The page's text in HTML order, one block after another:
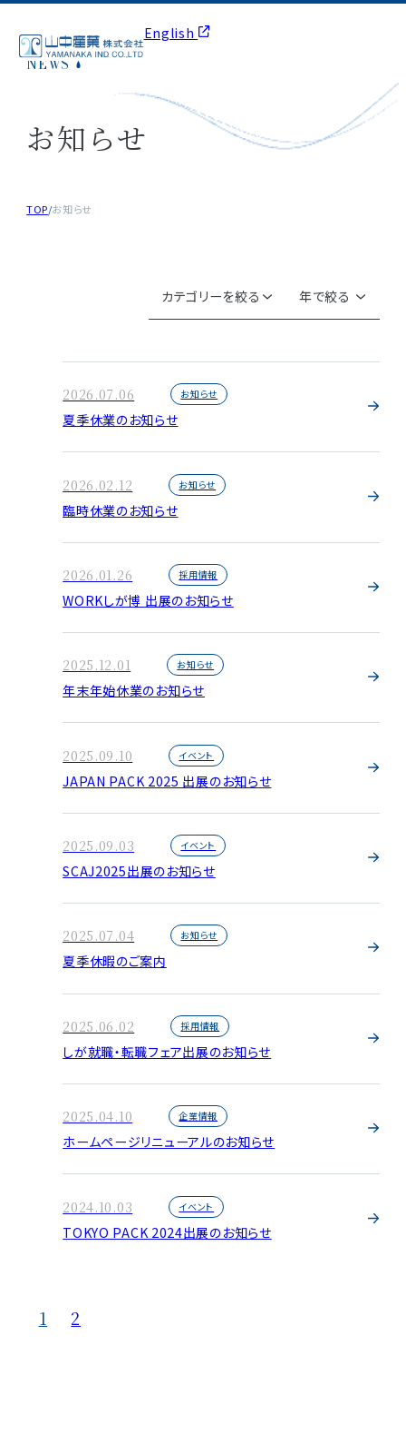
English
お知らせ
TOP/お知らせ
カテゴリーを絞る
企業情報
採用情報
イベント
年で絞る
2026
2026.07.06 お知らせ
夏季休業のお知らせ
2026.02.12 お知らせ
臨時休業のお知らせ
2026.01.26 採用情報
WORKしが博 出展のお知らせ
2025.12.01 お知らせ
年末年始休業のお知らせ
2025.09.10 イベント
JAPAN PACK 2025 出展のお知らせ
2025.09.03 イベント
SCAJ2025出展のお知らせ
2025.07.04 お知らせ
夏季休暇のご案内
2025.06.02 採用情報
しが就職・転職フェア出展のお知らせ
2025.04.10 企業情報
ホームページリニューアルのお知らせ
2024.10.03 イベント
TOKYO PACK 2024出展のお知らせ
1 2